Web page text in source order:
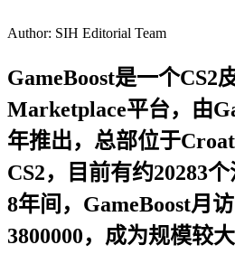
Author: SIH Editorial Team
GameBoost是一个CS2
Marketplace平台，由
年推出，总部位于
CS2，目前有约20283个
8年间，GameBoost月
3800000，成为规模较